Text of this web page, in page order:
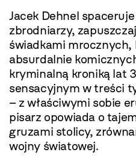
Jacek Dehnel
zbrodniarzy,
świadkami
absurdalnie
kryminalną kroniką lat
sensacyjnym w treści
– z właściwymi sobie
pisarz opowiada o
gruzami stolicy,
wojny światowej.